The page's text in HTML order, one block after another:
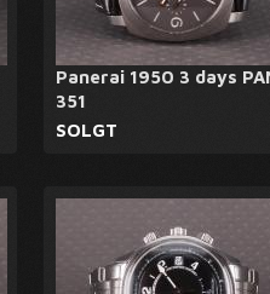
Panerai 1950 3 days
351
SOLGT